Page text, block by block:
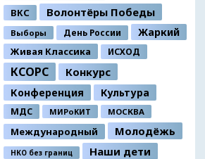
ВКС Волонтёры Победы
Выборы День России Жаркий
Живая Классика ИСХОД
КСОРС Конкурс
Конференция Культура
МДС МИРоКИТ МОСКВА
Международный Молодёжь
НКО без границ Наши дети